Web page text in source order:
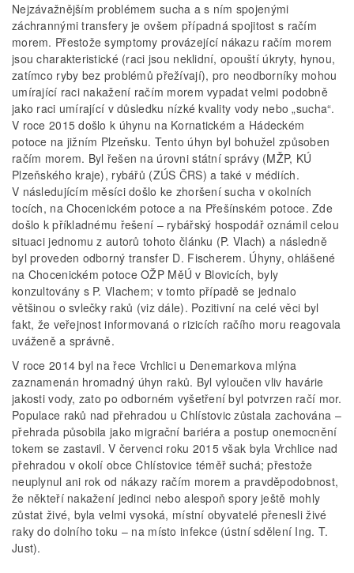
Nejzávažnějším problémem sucha a s ním spojenými
záchrannými transfery je ovšem případná spojitost s račím
morem. Přestože symptomy provázející nákazu račím morem
jsou charakteristické (raci jsou neklidní, opouští úkryty, hynou,
zatímco ryby bez problémů přežívají), pro neodborníky mohou
umírající raci nakažení račím morem vypadat velmi podobně
jako raci umírající v důsledku nízké kvality vody nebo „sucha“.
V roce 2015 došlo k úhynu na Kornatickém a Hádeckém
potoce na jižním Plzeňsku. Tento úhyn byl bohužel způsoben
račím morem. Byl řešen na úrovni státní správy (MŽP, KÚ
Plzeňského kraje), rybářů (ZÚS ČRS) a také v médiích.
V následujícím měsíci došlo ke zhoršení sucha v okolních
tocích, na Chocenickém potoce a na Přešínském potoce. Zde
došlo k příkladnému řešení – rybářský hospodář oznámil celou
situaci jednomu z autorů tohoto článku (P. Vlach) a následně
byl proveden odborný transfer D. Fischerem. Úhyny, ohlášené
na Chocenickém potoce OŽP MěÚ v Blovicích, byly
konzultovány s P. Vlachem; v tomto případě se jednalo
většinou o svlečky raků (viz dále). Pozitivní na celé věci byl
fakt, že veřejnost informovaná o rizicích račího moru reagovala
uváženě a správně.
V roce 2014 byl na řece Vrchlici u Denemarkova mlýna
zaznamenán hromadný úhyn raků. Byl vyloučen vliv havárie
jakosti vody, zato po odborném vyšetření byl potvrzen račí mor.
Populace raků nad přehradou u Chlístovic zůstala zachována –
přehrada působila jako migrační bariéra a postup onemocnění
tokem se zastavil. V červenci roku 2015 však byla Vrchlice nad
přehradou v okolí obce Chlístovice téměř suchá; přestože
neuplynul ani rok od nákazy račím morem a pravděpodobnost,
že někteří nakažení jedinci nebo alespoň spory ještě mohly
zůstat živé, byla velmi vysoká, místní obyvatelé přenesli živé
raky do dolního toku – na místo infekce (ústní sdělení Ing. T.
Just).